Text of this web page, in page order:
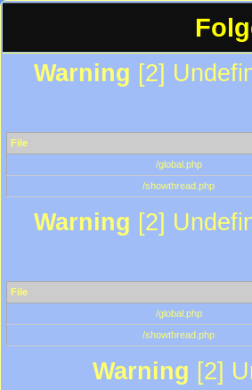
Warning [2]
File
/global.php
/showthread.php
Warning [2]
File
/global.php
/showthread.php
Warning [2]